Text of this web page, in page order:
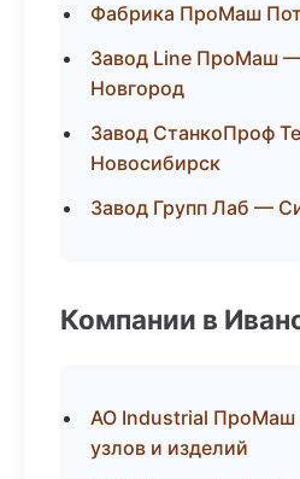
Фабрика ПроМаш
Завод Line ПроМаш
Новгород
Завод СтанкоПроф
Новосибирск
Завод Групп Лаб —
Компании в
АО Industrial
узлов и изделий